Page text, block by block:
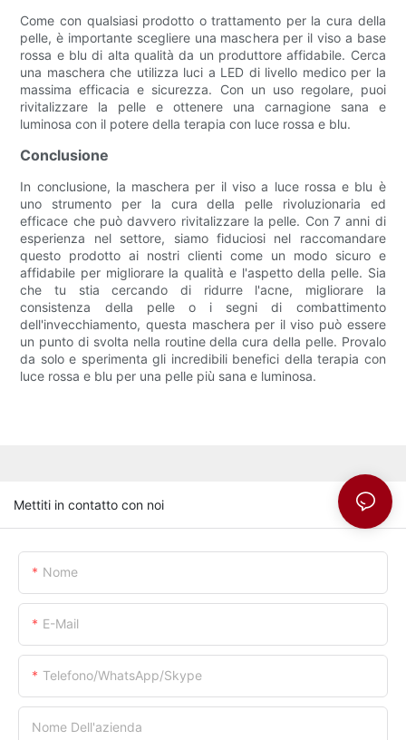
Come con qualsiasi prodotto o trattamento per la cura della
pelle, è importante scegliere una maschera per il viso a base
rossa e blu di alta qualità da un produttore affidabile. Cerca
una maschera che utilizza luci a LED di livello medico per la
massima efficacia e sicurezza. Con un uso regolare, puoi
rivitalizzare la pelle e ottenere una carnagione sana e
luminosa con il potere della terapia con luce rossa e blu.
Conclusione
In conclusione, la maschera per il viso a luce rossa e blu è
uno strumento per la cura della pelle rivoluzionaria ed
efficace che può davvero rivitalizzare la pelle. Con 7 anni di
esperienza nel settore, siamo fiduciosi nel raccomandare
questo prodotto ai nostri clienti come un modo sicuro e
affidabile per migliorare la qualità e l'aspetto della pelle. Sia
che tu stia cercando di ridurre l'acne, migliorare la
consistenza della pelle o i segni di combattimento
dell'invecchiamento, questa maschera per il viso può essere
un punto di svolta nella routine della cura della pelle. Provalo
da solo e sperimenta gli incredibili benefici della terapia con
luce rossa e blu per una pelle più sana e luminosa.
Mettiti in contatto con noi
Nome
E-Mail
Telefono/whatsApp/skype
Nome Dell'azienda